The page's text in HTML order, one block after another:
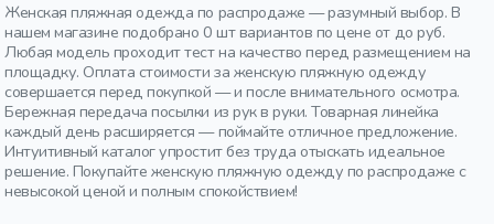
Женская пляжная одежда по распродаже — разумный выбор. В
нашем магазине подобрано 0 шт вариантов по цене от до руб.
Любая модель проходит тест на качество перед размещением на
площадку. Оплата стоимости за женскую пляжную одежду
совершается перед покупкой — и после внимательного осмотра.
Бережная передача посылки из рук в руки. Товарная линейка
каждый день расширяется — поймайте отличное предложение.
Интуитивный каталог упростит без труда отыскать идеальное
решение. Покупайте женскую пляжную одежду по распродаже с
невысокой ценой и полным спокойствием!